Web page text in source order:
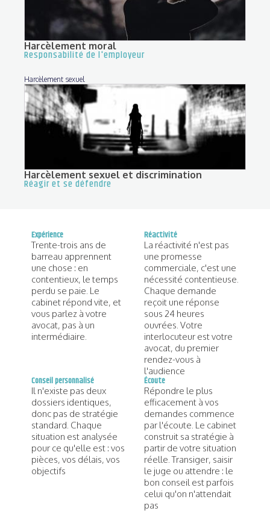
Harcèlement moral
Responsabilité de l'employeur
Harcèlement sexuel
Harcèlement sexuel et discrimination
Réagir et se défendre
Expérience
Trente-trois ans de
barreau apprennent
une chose : en
contentieux, le temps
perdu se paie. Le
cabinet répond vite, et
vous parlez à votre
avocat, pas à un
intermédiaire.
Réactivité
La réactivité n'est pas
une promesse
commerciale, c'est une
nécessité contentieuse.
Chaque demande
reçoit une réponse
sous 24 heures
ouvrées. Votre
interlocuteur est votre
avocat, du premier
rendez-vous à
l'audience
Conseil personnalisé
Il n'existe pas deux
dossiers identiques,
donc pas de stratégie
standard. Chaque
situation est analysée
pour ce qu'elle est : vos
pièces, vos délais, vos
objectifs
Écoute
Répondre le plus
efficacement à vos
demandes commence
par l'écoute. Le cabinet
construit sa stratégie à
partir de votre situation
réelle. Transiger, saisir
le juge ou attendre : le
bon conseil est parfois
celui qu'on n'attendait
pas